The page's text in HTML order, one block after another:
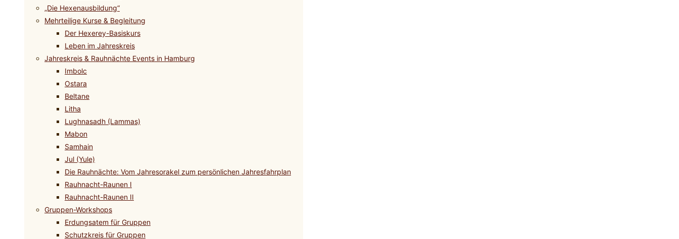
„Die Hexenausbildung“
Mehrteilige Kurse & Begleitung
Der Hexerey-Basiskurs
Leben im Jahreskreis
Jahreskreis & Rauhnächte Events in Hamburg
Imbolc
Ostara
Beltane
Litha
Lughnasadh (Lammas)
Mabon
Samhain
Jul (Yule)
Die Rauhnächte: Vom Jahresorakel zum persönlichen Jahresfahrplan
Rauhnacht-Raunen I
Rauhnacht-Raunen II
Gruppen-Workshops
Erdungsatem für Gruppen
Schutzkreis für Gruppen